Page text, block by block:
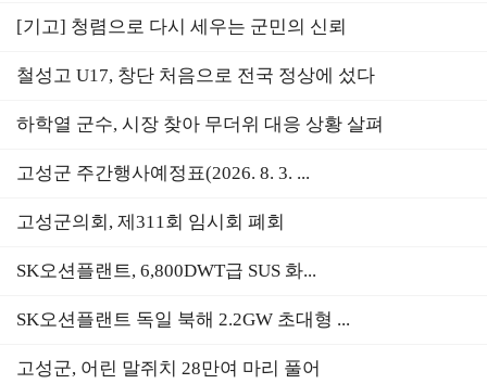
[기고] 청렴으로 다시 세우는 군민의 신뢰
철성고 U17, 창단 처음으로 전국 정상에 섰다
하학열 군수, 시장 찾아 무더위 대응 상황 살펴
고성군 주간행사예정표(2026. 8. 3. ...
고성군의회, 제311회 임시회 폐회
SK오션플랜트, 6,800DWT급 SUS 화...
SK오션플랜트 독일 북해 2.2GW 초대형 ...
고성군, 어린 말쥐치 28만여 마리 풀어